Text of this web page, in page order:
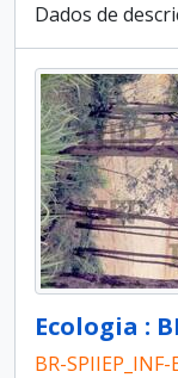
Dados de
BR-